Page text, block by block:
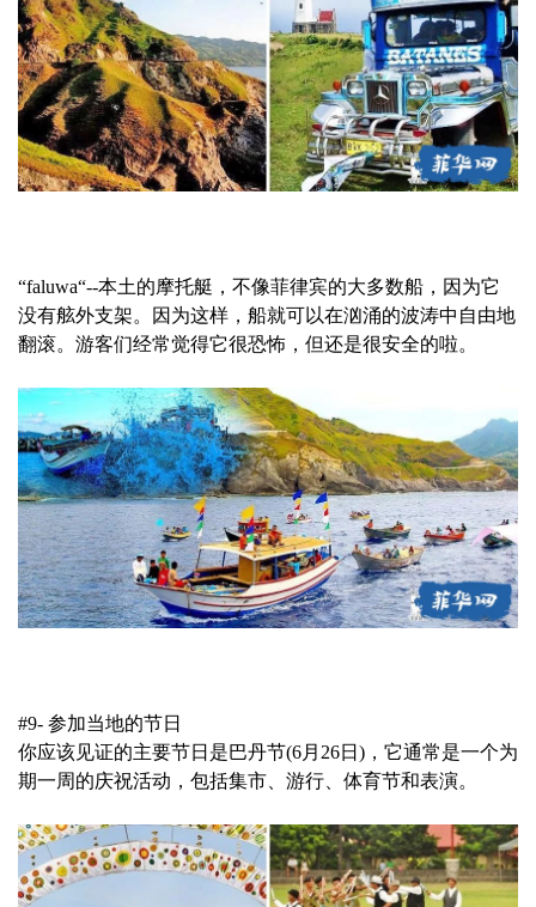
“faluwa“--本土的摩托艇，不像菲律宾的大多数船，因为它
没有舷外支架。因为这样，船就可以在汹涌的波涛中自由地
翻滚。游客们经常觉得它很恐怖，但还是很安全的啦。
#9- 参加当地的节日
你应该见证的主要节日是巴丹节(6月26日)，它通常是一个为
期一周的庆祝活动，包括集市、游行、体育节和表演。